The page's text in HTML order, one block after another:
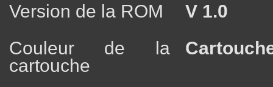
Version de la ROM
V 1.0
Couleur de la
cartouche